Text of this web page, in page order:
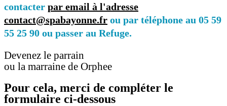
contacter par email à l'adresse
contact@spabayonne.fr ou par téléphone au 05 59
55 25 90 ou passer au Refuge.
Devenez le parrain
ou la marraine de Orphee
Pour cela, merci de compléter le
formulaire ci-dessous